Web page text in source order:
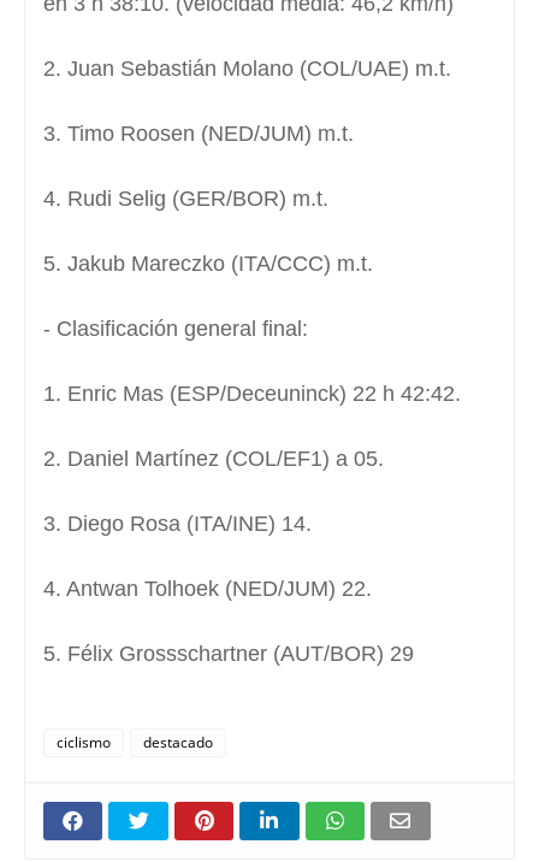
2. Juan Sebastián Molano (COL/UAE) m.t.
3. Timo Roosen (NED/JUM) m.t.
4. Rudi Selig (GER/BOR) m.t.
5. Jakub Mareczko (ITA/CCC) m.t.
- Clasificación general final:
1. Enric Mas (ESP/Deceuninck) 22 h 42:42.
2. Daniel Martínez (COL/EF1) a 05.
3. Diego Rosa (ITA/INE) 14.
4. Antwan Tolhoek (NED/JUM) 22.
5. Félix Grossschartner (AUT/BOR) 29
ciclismo destacado